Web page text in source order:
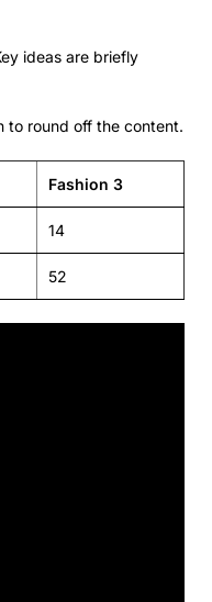
ideas are briefly
to round off the content.
Fashion 3
14
52